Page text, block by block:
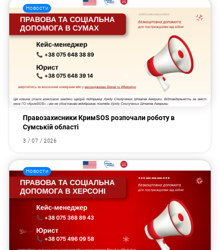
Новости
Правозахисники КримSOS розпочали роботу в
Сумській області
3 / 07 / 2026
Новости